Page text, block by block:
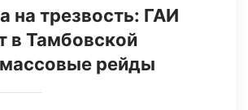
на трезвость: ГАИ
в Тамбовской
рейды